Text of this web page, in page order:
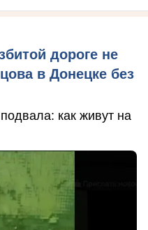
дороге не
в Донецке без
как живут на